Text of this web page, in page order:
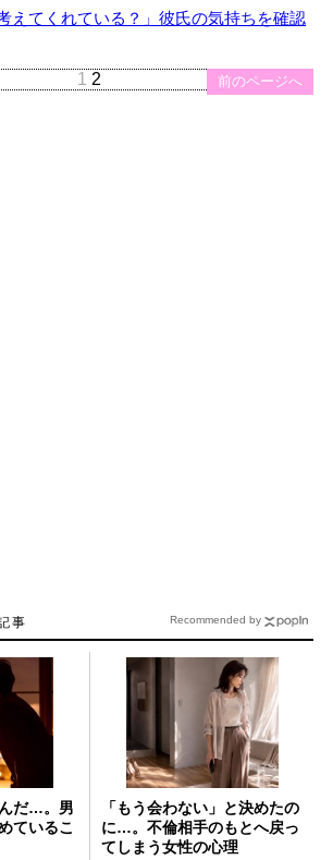
えてくれている？」彼氏の気持ちを確認
前のページへ
1 2
事
だ…。男
ているこ
「もう会わない」と決めたの
に…。不倫相手のもとへ戻っ
てしまう女性の心理
Recommended by